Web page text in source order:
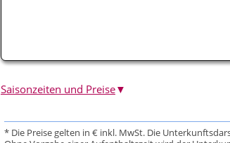
Saisonzeiten und Preise▼
* Die Preise gelten in € inkl. MwSt. Die